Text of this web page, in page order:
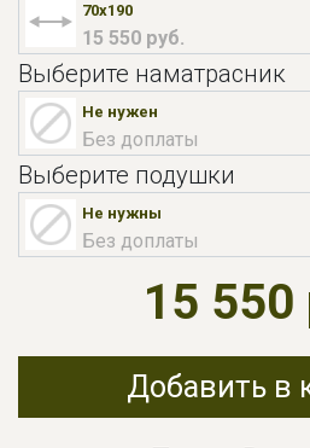
70x190
15 550 руб.
Выберите наматрасник
Не нужен
Без доплаты
Выберите подушки
Не нужны
Без доплаты
15 550
Добавить в